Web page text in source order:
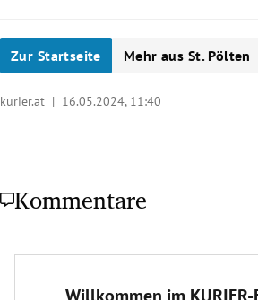
Zur Startseite Mehr aus St. Pölten
kurier.at | 16.05.2024, 11:40
Kommentare